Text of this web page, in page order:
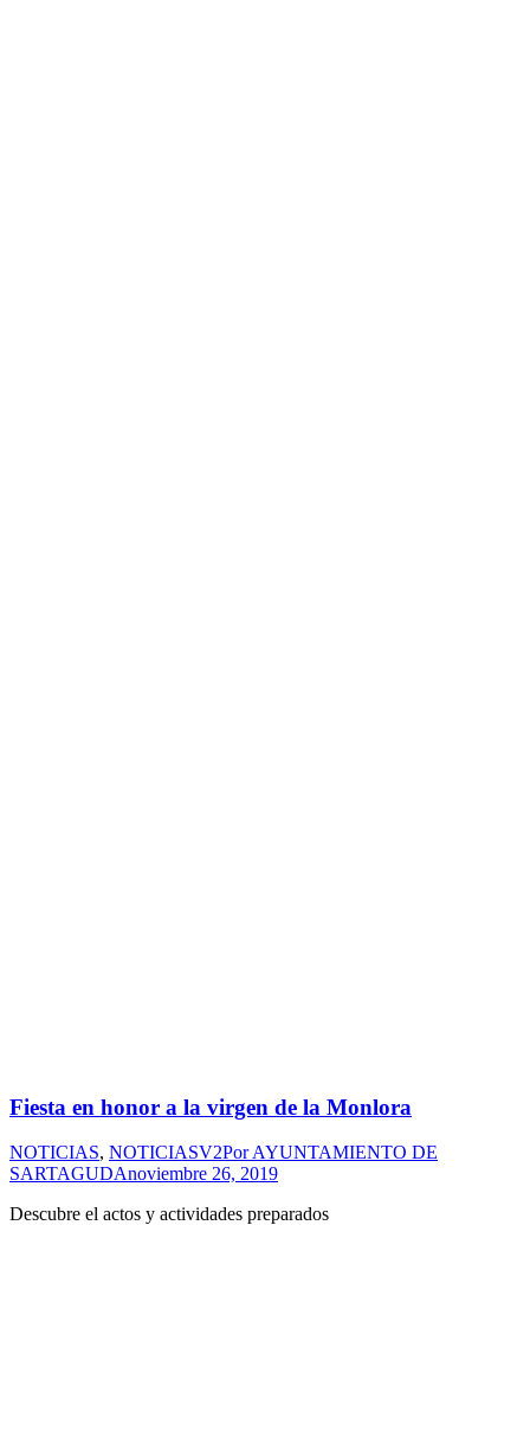
Fiesta en honor a la virgen de la Monlora
NOTICIAS, NOTICIASV2PorAYUNTAMIENTO DE
SARTAGUDAnoviembre 26, 2019
Descubre el actos y actividades preparados